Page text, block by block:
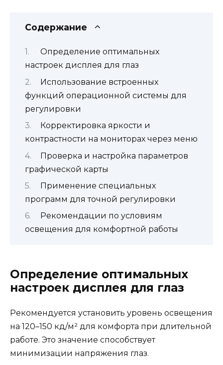
Содержание
Определение оптимальных
настроек дисплея для глаз
Использование встроенных
функций операционной системы для
регулировки
Корректировка яркости и
контрастности на мониторах через меню
Проверка и настройка параметров
графической карты
Применение специальных
программ для точной регулировки
Рекомендации по условиям
освещения для комфортной работы
Определение оптимальных
настроек дисплея для глаз
Рекомендуется установить уровень освещения
на 120–150 кд/м² для комфорта при длительной
работе. Это значение способствует
минимизации напряжения глаз.